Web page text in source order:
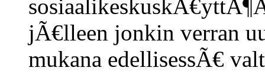
jÃ€lleen jonkin verran
mukana edellisessÃ€